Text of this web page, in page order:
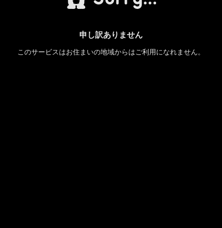
申し訳ありません
このサービスはお住まいの地域からはご利用になれません。